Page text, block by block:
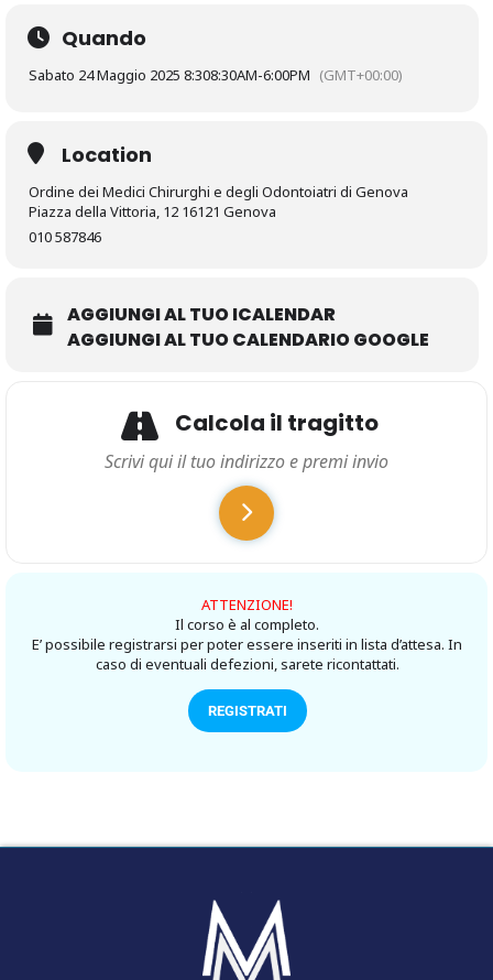
Quando
Sabato 24 Maggio 2025 8:308:30AM-6:00PM (GMT+00:00)
Location
Ordine dei Medici Chirurghi e degli Odontoiatri di Genova
Piazza della Vittoria, 12 16121 Genova
010 587846
AGGIUNGI AL TUO ICALENDAR
AGGIUNGI AL TUO CALENDARIO GOOGLE
Calcola il tragitto
ATTENZIONE!
Il corso è al completo.
E’ possibile registrarsi per poter essere inseriti in lista d’attesa. In
caso di eventuali defezioni, sarete ricontattati.
REGISTRATI